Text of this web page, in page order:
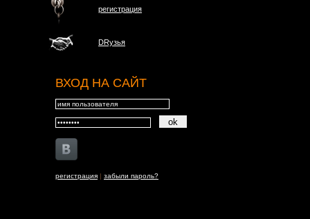
регистрация
DRузья
ВХОД НА САЙТ
регистрация | забыли пароль?